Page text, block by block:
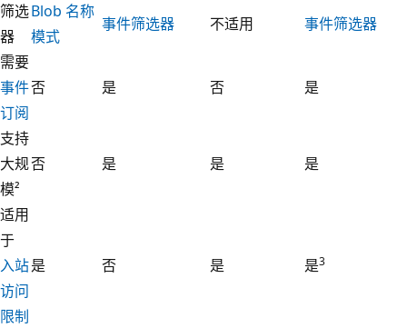
筛选
器
Blob 名称
模式
事件筛选器 不适用
事件筛选器
需要
事件
订阅
否 是 否 是
支持
大规
模²
否 是 是 是
适用
于
入站
访问
限制
是 否 是 是3